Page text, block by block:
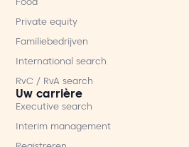
Food
Private equity
Familiebedrijven
International search
RvC / RvA search
Uw carrière
Executive search
Interim management